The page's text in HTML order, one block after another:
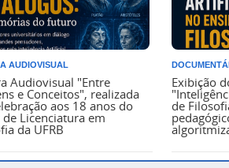
AUDIOVISUAL
Audiovisual "Entre
e Conceitos", realizada
aos 18 anos do
de Licenciatura em
da UFRB
Exibição
de